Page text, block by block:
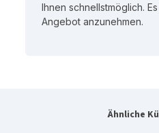
Ihnen schnellstmöglich.
Angebot anzunehmen.
Ähnliche